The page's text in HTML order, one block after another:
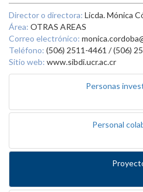
Director o directora: Licda. Mónica
Área: OTRAS AREAS
Correo electrónico:
Teléfono: (506) 2511-4461 / (506)
Sitio web: www.sibdi.ucr.ac.cr
Personas
Personal